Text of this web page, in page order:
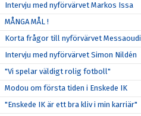
Intervju med nyförvärvet Markos Issa
MÅNGA MÅL !
Korta frågor till nyförvärvet Messaoudi
Intervju med nyförvärvet Simon Nildén
"Vi spelar väldigt rolig fotboll"
Modou om första tiden i Enskede IK
"Enskede IK är ett bra kliv i min karriär"